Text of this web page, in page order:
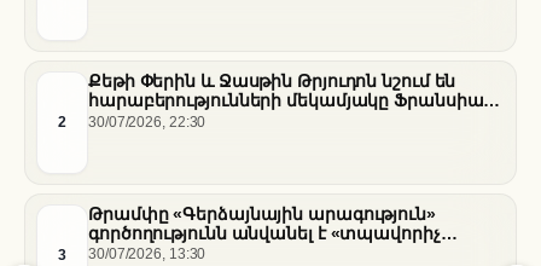
2
Քեթի Փերին և Ջասթին Թրյուդոն նշում են
հարաբերությունների մեկամյակը Ֆրանսիայի
հարավում
30/07/2026, 22:30
3
Թրամփը «Գերձայնային արագություն»
գործողությունն անվանել է «տպավորիչ
հաջողություն» Սենատում Ֆաուչիի լսումների
30/07/2026, 13:30